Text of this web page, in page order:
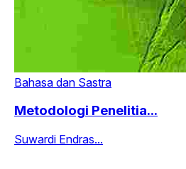
Bahasa dan Sastra
Metodologi Penelitia...
Suwardi Endras...